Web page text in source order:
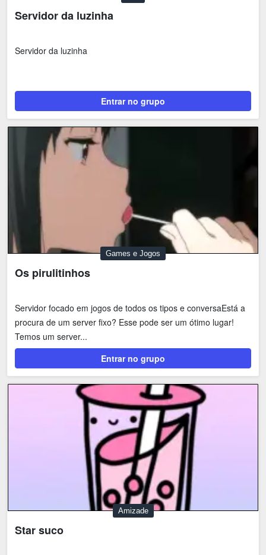
Servidor da luzinha
Servidor da luzinha
Entrar no grupo
Games e Jogos
Os pirulitinhos
Servidor focado em jogos de todos os tipos e conversaEstá a
procura de um server fixo? Esse pode ser um ótimo lugar!
Temos um server...
Entrar no grupo
Amizade
Star suco